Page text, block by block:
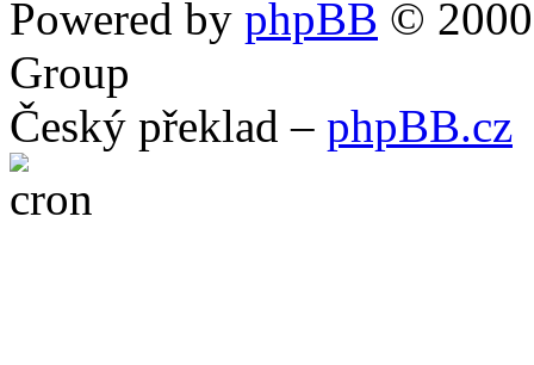
Powered by phpBB ©
Group
Český překlad – phpBB.cz